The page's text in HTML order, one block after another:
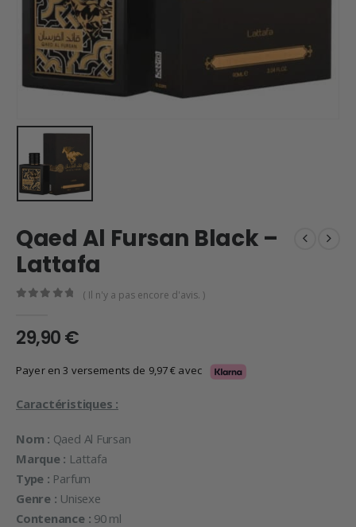
Qaed Al Fursan Black –
Lattafa
( Il n'y a pas encore d'avis. )
29,90€
Payer en 3 versements de 9,97€ avec
Caractéristiques :
Nom : Qaed Al Fursan
Marque : Lattafa
Type : Parfum
Genre : Unisexe
Contenance : 90 ml